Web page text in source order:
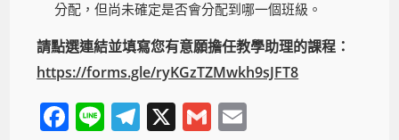
分配，但尚未確定是否會分配到哪一個班級。
請點選連結並填寫您有意願擔任教學助理的課程：
https://forms.gle/ryKGzTZMwkh9sJFT8
F
Li
T
X
G